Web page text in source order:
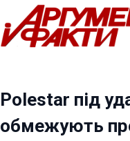
Перейти
до
вмісту
Polestar під
обмежують